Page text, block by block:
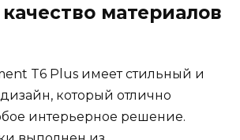
материалов
T6 Plus имеет стильный и
который отлично
интерьерное решение.